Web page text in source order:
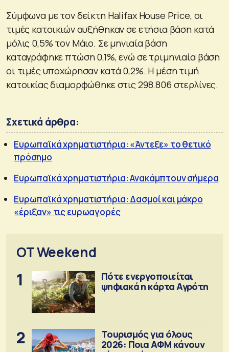
Σύμφωνα με τον δείκτη Halifax House Price, οι
τιμές κατοικιών αυξήθηκαν σε ετήσια βάση κατά
μόλις 0,5% τον Μάιο. Σε μηνιαία βάση
καταγράφηκε πτώση 0,1%, ενώ σε τριμηνιαία βάση
οι τιμές υποχώρησαν κατά 0,2%. Η μέση τιμή
κατοικίας διαμορφώθηκε στις 298.806 στερλίνες.
Σχετικά άρθρα:
Ευρωπαϊκά χρηματιστήρια: «Άντεξε» το θετικό
πρόσημο
Ευρωπαϊκά χρηματιστήρια: Ανακάμπτουν σήμερα
Ευρωπαϊκά χρηματιστήρια: Δασμοί και μάκρο
«έριξαν» τις ευρωαγορές
OT Weekend
1
Πότε ενεργοποιείται
ψηφιακά η κάρτα Αγρότη
2
Τουρισμός για όλους
2026: Ποια ΑΦΜ κάνουν